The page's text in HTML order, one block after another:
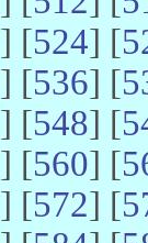
] [524] [
] [536] [
] [548] [
] [560] [
] [572] [